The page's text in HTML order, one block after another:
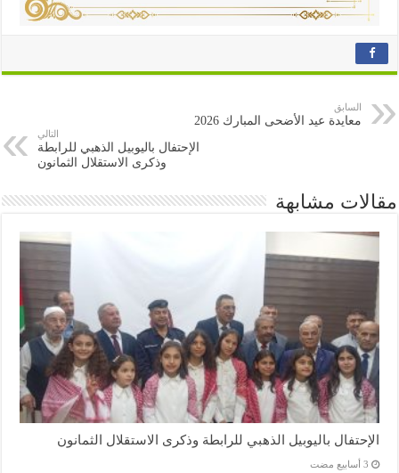
السابق
معايدة عيد الأضحى المبارك 2026
التالي
الإحتفال باليوبيل الذهبي للرابطة
وذكرى الاستقلال الثمانون
مقالات مشابهة
الإحتفال باليوبيل الذهبي للرابطة وذكرى الاستقلال الثمانون